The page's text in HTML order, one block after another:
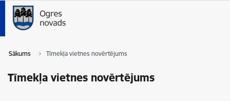
Sākums Tīmekļa vietnes novērtējums
Tīmekļa vietnes novērtējums